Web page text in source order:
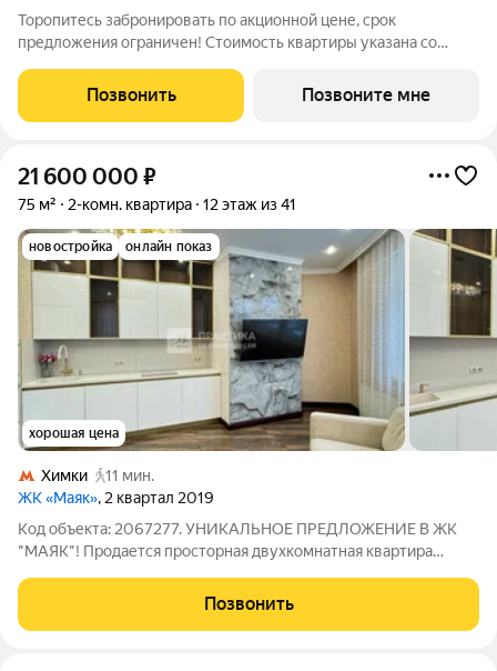
Торопитесь забронировать по акционной цене, срок
предложения ограничен! Стоимость квартиры указана со
вопросам звоните в офис продаж, наши менеджеры вам все
расскажут. Трехкомнатная квартира с
Позвонить Позвоните мне
21 600 000 ₽
75 м² 2-комн. квартира 12 этаж из 41
новостройка онлайн показ
хорошая цена
Химки
11 мин.
ЖК «Маяк», 2 квартал 2019
Код объекта: 2067277. УНИКАЛЬНОЕ ПРЕДЛОЖЕНИЕ В ЖК
"МАЯК"! Продается просторная двухкомнатная квартира
по адресу: Кудрявцева,16. ОПИСАНИЕ КВАРТИРЫ: - Ремонт с
использованием дорогих и
Позвонить